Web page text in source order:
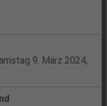
9. März 2024,